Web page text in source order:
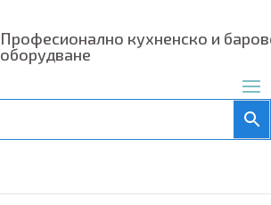
Професионално кухненско и
оборудване